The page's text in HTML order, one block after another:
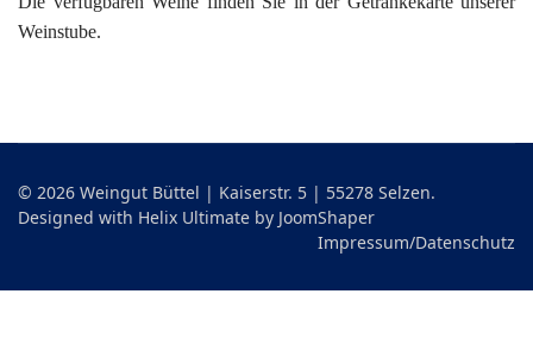
Weinstube.
© 2026 Weingut Büttel | Kaiserstr. 5 | 55278 Selzen.
Designed with Helix Ultimate by JoomShaper
Impressum/Datenschutz